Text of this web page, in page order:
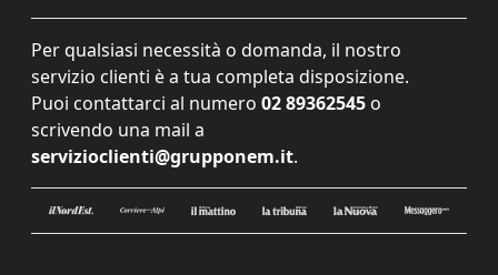
Per qualsiasi necessità o domanda, il nostro
servizio clienti è a tua completa disposizione.
Puoi contattarci al numero 02 89362545 o
scrivendo una mail a
servizioclienti@grupponem.it.